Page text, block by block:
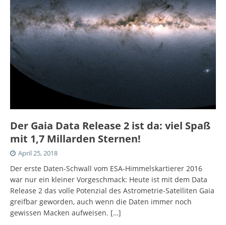
Der Gaia Data Release 2 ist da: viel Spaß
mit 1,7 Millarden Sternen!
April 25, 2018
Der erste Daten-Schwall vom ESA-Himmelskartierer 2016
war nur ein kleiner Vorgeschmack: Heute ist mit dem Data
Release 2 das volle Potenzial des Astrometrie-Satelliten Gaia
greifbar geworden, auch wenn die Daten immer noch
gewissen Macken aufweisen. […]